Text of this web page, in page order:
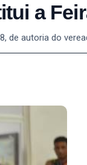
a
de autoria do